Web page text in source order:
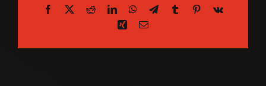
Facebook
X RedditLinkedInWhatsApp
TelegramTumblrPinterest
Vk
Xing Email